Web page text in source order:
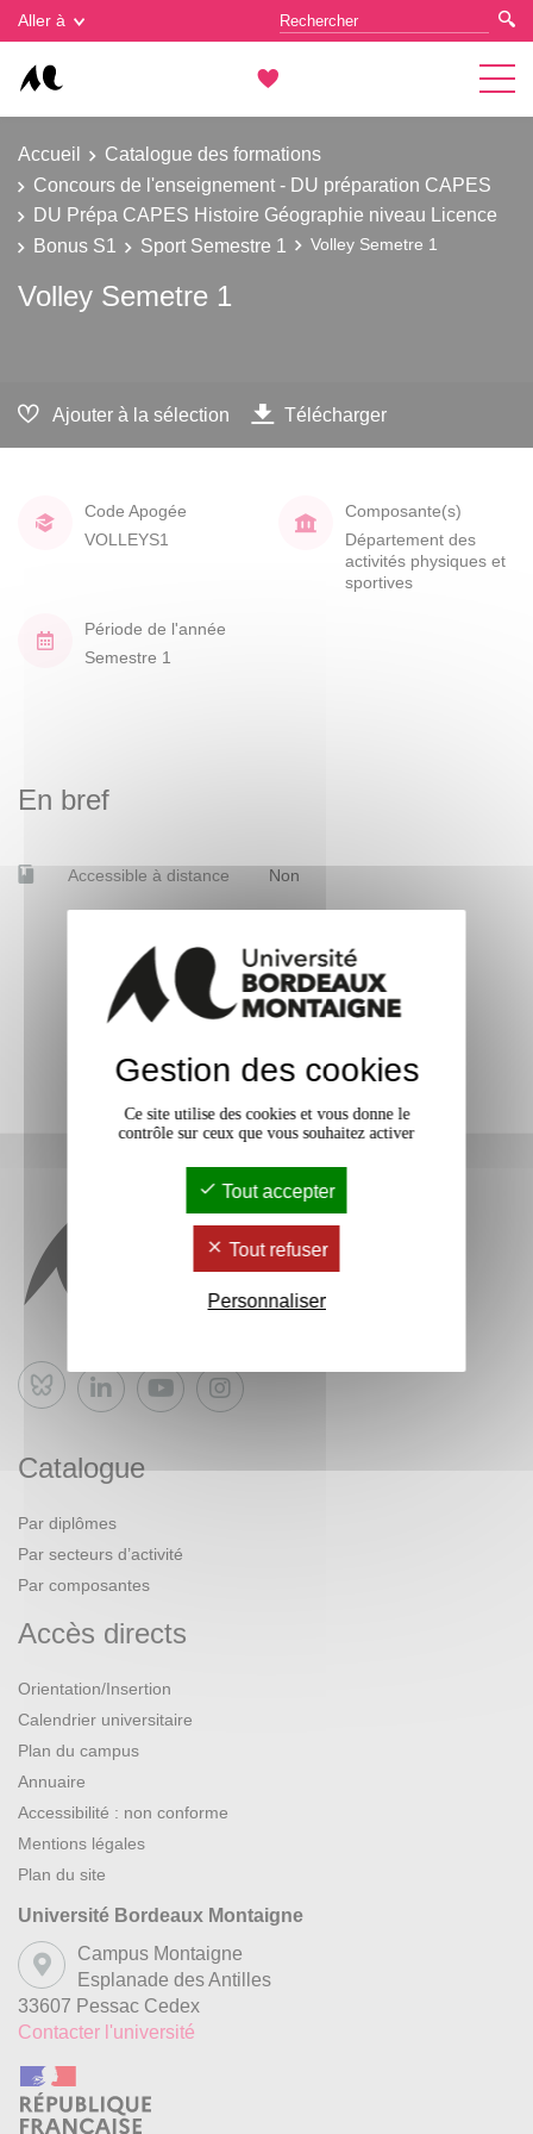
Aller à
Accueil
Catalogue des formations
Concours de l'enseignement - DU préparation CAPES
DU Prépa CAPES Histoire Géographie niveau Licence
Bonus S1
Sport Semestre 1 Volley Semetre 1
Volley Semetre 1
Ajouter à la sélection Télécharger
Code Apogée
VOLLEYS1
Composante(s)
Département des
activités physiques et
sportives
Période de l'année
Semestre 1
En bref
Accessible à distance Non
Bluesky
Catalogue
Par diplômes
Par secteurs d’activité
Par composantes
Accès directs
Orientation/Insertion
Calendrier universitaire
Plan du campus
Annuaire
Accessibilité : non conforme
Mentions légales
Plan du site
Université Bordeaux Montaigne
Campus Montaigne
Esplanade des Antilles
33607 Pessac Cedex
Contacter l'université
Gestion des cookies
Gestion des cookies
Ce site utilise des cookies et vous donne le
contrôle sur ceux que vous souhaitez activer
Tout accepter
Tout refuser
Personnaliser